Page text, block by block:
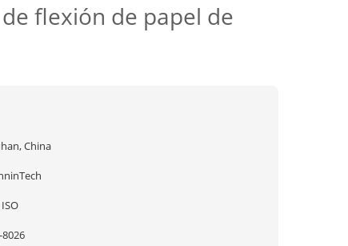
flexión de papel de
China
ISO
8026